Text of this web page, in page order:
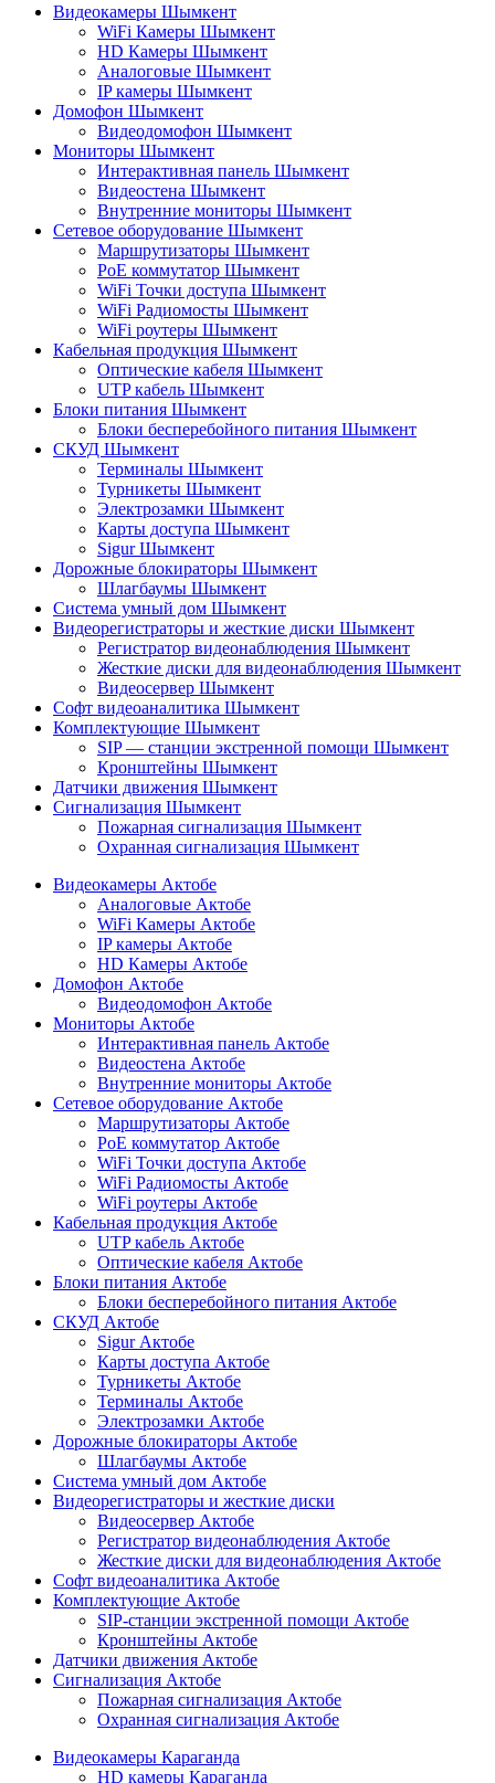
Видеокамеры Шымкент
WiFi Камеры Шымкент
HD Камеры Шымкент
Аналоговые Шымкент
IP камеры Шымкент
Домофон Шымкент
Видеодомофон Шымкент
Мониторы Шымкент
Интерактивная панель Шымкент
Видеостена Шымкент
Внутренние мониторы Шымкент
Сетевое оборудование Шымкент
Маршрутизаторы Шымкент
PoE коммутатор Шымкент
WiFi Точки доступа Шымкент
WiFi Радиомосты Шымкент
WiFi роутеры Шымкент
Кабельная продукция Шымкент
Оптические кабеля Шымкент
UTP кабель Шымкент
Блоки питания Шымкент
Блоки бесперебойного питания Шымкент
СКУД Шымкент
Терминалы Шымкент
Турникеты Шымкент
Электрозамки Шымкент
Карты доступа Шымкент
Sigur Шымкент
Дорожные блокираторы Шымкент
Шлагбаумы Шымкент
Система умный дом Шымкент
Видеорегистраторы и жесткие диски Шымкент
Регистратор видеонаблюдения Шымкент
Жесткие диски для видеонаблюдения Шымкент
Видеосервер Шымкент
Софт видеоаналитика Шымкент
Комплектующие Шымкент
SIP — станции экстренной помощи Шымкент
Кронштейны Шымкент
Датчики движения Шымкент
Сигнализация Шымкент
Пожарная сигнализация Шымкент
Охранная сигнализация Шымкент
Видеокамеры Актобе
Аналоговые Актобе
WiFi Камеры Актобе
IP камеры Актобе
HD Камеры Актобе
Домофон Актобе
Видеодомофон Актобе
Мониторы Актобе
Интерактивная панель Актобе
Видеостена Актобе
Внутренние мониторы Актобе
Сетевое оборудование Актобе
Маршрутизаторы Актобе
PoE коммутатор Актобе
WiFi Точки доступа Актобе
WiFi Радиомосты Актобе
WiFi роутеры Актобе
Кабельная продукция Актобе
UTP кабель Актобе
Оптические кабеля Актобе
Блоки питания Актобе
Блоки бесперебойного питания Актобе
СКУД Актобе
Sigur Актобе
Карты доступа Актобе
Турникеты Актобе
Терминалы Актобе
Электрозамки Актобе
Дорожные блокираторы Актобе
Шлагбаумы Актобе
Система умный дом Актобе
Видеорегистраторы и жесткие диски
Видеосервер Актобе
Регистратор видеонаблюдения Актобе
Жесткие диски для видеонаблюдения Актобе
Софт видеоаналитика Актобе
Комплектующие Актобе
SIP-станции экстренной помощи Актобе
Кронштейны Актобе
Датчики движения Актобе
Сигнализация Актобе
Пожарная сигнализация Актобе
Охранная сигнализация Актобе
Видеокамеры Караганда
HD камеры Караганда